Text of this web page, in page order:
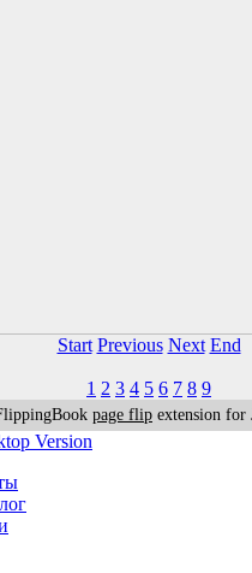
Start Previous Next End
1 2 3 4 5 6 7 8 9
page flip extension for
Version